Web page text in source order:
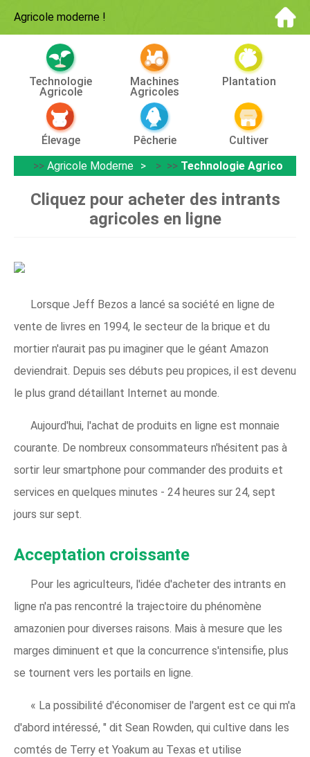
Agricole moderne !
Technologie
Agricole
Machines
Agricoles
Plantation
Élevage Pêcherie
Cultiver
>> Agricole Moderne > >> Technologie Agricole
Cliquez pour acheter des intrants
agricoles en ligne
Lorsque Jeff Bezos a lancé sa société en ligne de
vente de livres en 1994, le secteur de la brique et du
mortier n'aurait pas pu imaginer que le géant Amazon
deviendrait. Depuis ses débuts peu propices, il est devenu
le plus grand détaillant Internet au monde.
Aujourd'hui, l'achat de produits en ligne est monnaie
courante. De nombreux consommateurs n'hésitent pas à
sortir leur smartphone pour commander des produits et
services en quelques minutes - 24 heures sur 24, sept
jours sur sept.
Acceptation croissante
Pour les agriculteurs, l'idée d'acheter des intrants en
ligne n'a pas rencontré la trajectoire du phénomène
amazonien pour diverses raisons. Mais à mesure que les
marges diminuent et que la concurrence s'intensifie, plus
se tournent vers les portails en ligne.
« La possibilité d'économiser de l'argent est ce qui m'a
d'abord intéressé, " dit Sean Rowden, qui cultive dans les
comtés de Terry et Yoakum au Texas et utilise